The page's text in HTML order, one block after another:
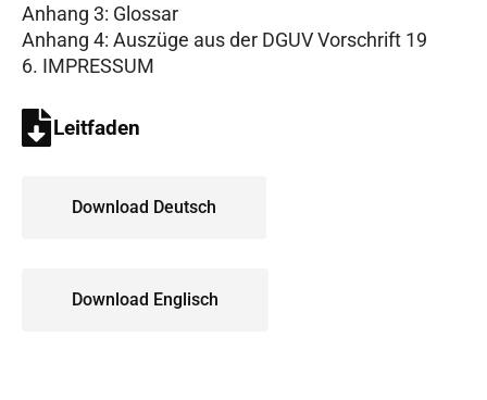
Anhang 3: Glossar
Anhang 4: Auszüge aus der DGUV Vorschrift 19
IMPRESSUM
Leitfaden
Download Deutsch
Download Englisch